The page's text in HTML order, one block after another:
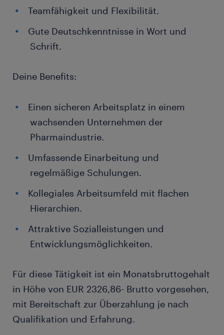
Teamfähigkeit und Flexibilität.
Gute Deutschkenntnisse in Wort und
Schrift.
Deine Benefits:
Einen sicheren Arbeitsplatz in einem
wachsenden Unternehmen der
Pharmaindustrie.
Umfassende Einarbeitung und
regelmäßige Schulungen.
Kollegiales Arbeitsumfeld mit flachen
Hierarchien.
Attraktive Sozialleistungen und
Entwicklungsmöglichkeiten.
Für diese Tätigkeit ist ein Monatsbruttogehalt
in Höhe von EUR 2326,86- Brutto vorgesehen,
mit Bereitschaft zur Überzahlung je nach
Qualifikation und Erfahrung.